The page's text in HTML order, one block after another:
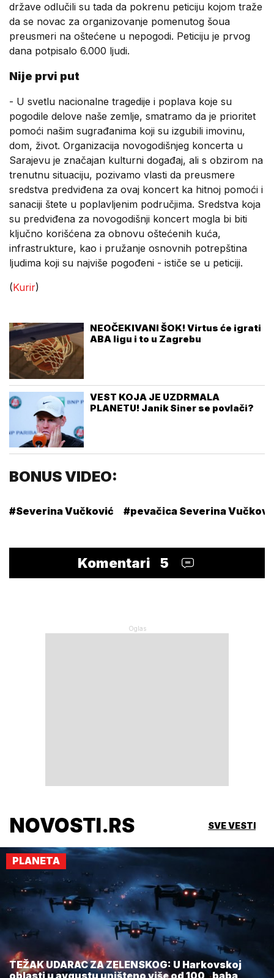
države odlučili su tada da pokrenu peticiju kojom traže
da se novac za organizovanje pomenutog šoua
preusmeri na oštećene u nepogodi. Peticiju je prvog
dana potpisalo 6.000 ljudi.
Nije prvi put
- U svetlu nacionalne tragedije i poplava koje su
pogodile delove naše zemlje, smatramo da je prioritet
pomoći našim sugrađanima koji su izgubili imovinu,
dom, život. Organizacija novogodišnjeg koncerta u
Sarajevu je značajan kulturni događaj, ali s obzirom na
trenutnu situaciju, pozivamo vlasti da preusmere
sredstva predviđena za ovaj koncert ka hitnoj pomoći i
sanaciji štete u poplavljenim područjima. Sredstva koja
su predviđena za novogodišnji koncert mogla bi biti
ključno korišćena za obnovu oštećenih kuća,
infrastrukture, kao i pružanje osnovnih potrepština
ljudima koji su najviše pogođeni - ističe se u peticiji.
(Kurir)
NEOČEKIVANI ŠOK! Virtus će igrati
ABA ligu i to u Zagrebu
VEST KOJA JE UZDRMALA
PLANETU! Janik Siner se povlači?
BONUS VIDEO:
#Severina Vučković #pevačica Severina
Komentari 5
NOVOSTI.RS SVE VESTI
PLANETA
TEŽAK UDARAC ZA ZELENSKOG: U Harkovskoj